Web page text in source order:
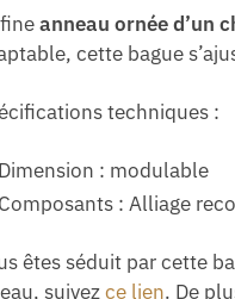
anneau ornée d’un
cette bague
techniques :
Dimension : modulable
Composants : Alliage
êtes séduit par cette
suivezce lien. De